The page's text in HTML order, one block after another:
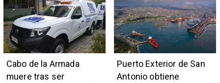
Marga
comercio local
Cabo de la Armada
muere tras ser
Puerto Exterior de San
Antonio obtiene